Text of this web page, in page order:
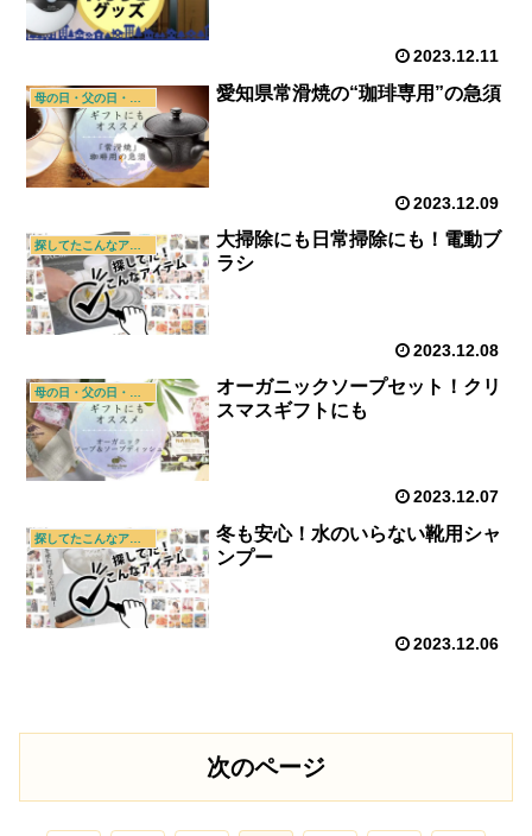
2023.12.11
愛知県常滑焼の“珈琲専用”の急須
2023.12.09
探してたこんなアイテム
大掃除にも日常掃除にも！電動ブ
ラシ
2023.12.08
オーガニックソープセット！クリ
スマスギフトにも
2023.12.07
探してたこんなアイテム
冬も安心！水のいらない靴用シャ
ンプー
2023.12.06
次のページ